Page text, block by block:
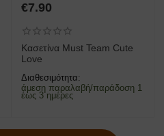
€7.90
Κασετίνα Must Team Cute
Love
Διαθεσιμότητα:
άμεση παραλαβή/παράδοση 1
έως 3 ημέρες